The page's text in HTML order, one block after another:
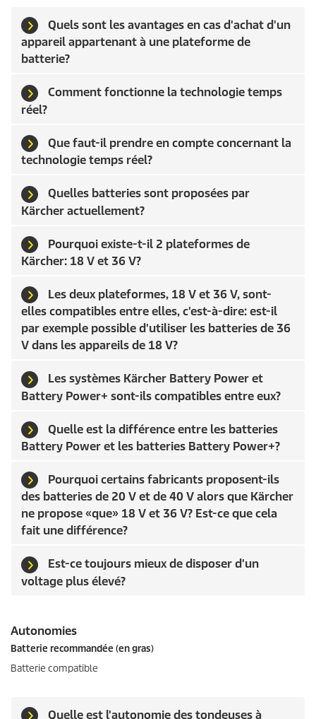
Quels sont les avantages en cas d'achat d'un
appareil appartenant à une plateforme de
batterie?
Comment fonctionne la technologie temps
réel?
Que faut-il prendre en compte concernant la
technologie temps réel?
Quelles batteries sont proposées par
Kärcher actuellement?
Pourquoi existe-t-il 2 plateformes de
Kärcher: 18 V et 36 V?
Les deux plateformes, 18 V et 36 V, sont-
elles compatibles entre elles, c'est-à-dire: est-il
par exemple possible d'utiliser les batteries de 36
V dans les appareils de 18 V?
Les systèmes Kärcher Battery Power et
Battery Power+ sont-ils compatibles entre eux?
Quelle est la différence entre les batteries
Battery Power et les batteries Battery Power+?
Pourquoi certains fabricants proposent-ils
des batteries de 20 V et de 40 V alors que Kärcher
ne propose «que» 18 V et 36 V? Est-ce que cela
fait une différence?
Est-ce toujours mieux de disposer d'un
voltage plus élevé?
Autonomies
Batterie recommandée (en gras)
Batterie compatible
Quelle est l'autonomie des tondeuses à